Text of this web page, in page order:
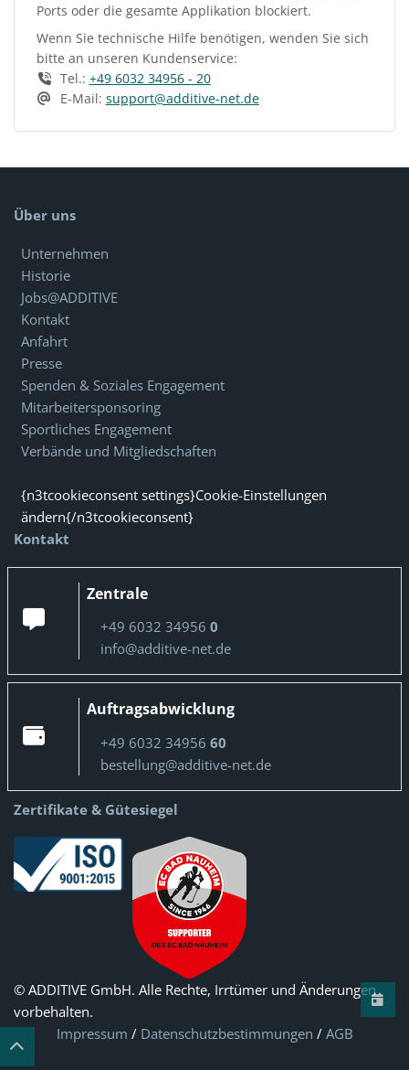
Ports oder die gesamte Applikation blockiert.
Wenn Sie technische Hilfe benötigen, wenden Sie sich
bitte an unseren Kundenservice:
Tel.: +49 6032 34956 - 20
E-Mail: support@additive-net.de
Über uns
Unternehmen
Historie
Jobs@ADDITIVE
Kontakt
Anfahrt
Presse
Spenden & Soziales Engagement
Mitarbeitersponsoring
Sportliches Engagement
Verbände und Mitgliedschaften
{n3tcookieconsent settings}Cookie-Einstellungen
ändern{/n3tcookieconsent}
Kontakt
Zentrale
+49 6032 34956 0
info@additive-net.de
Auftragsabwicklung
+49 6032 34956 60
bestellung@additive-net.de
Zertifikate & Gütesiegel
© ADDITIVE GmbH. Alle Rechte, Irrtümer und Änderungen
vorbehalten.
Impressum / Datenschutzbestimmungen / AGB